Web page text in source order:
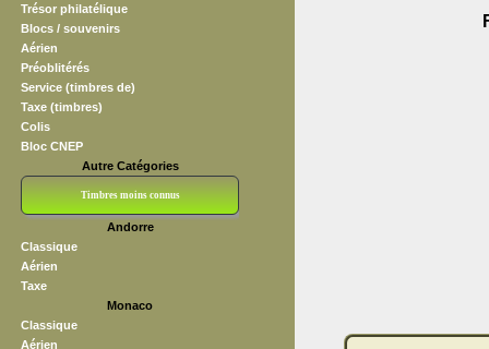
Trésor philatélique
Blocs / souvenirs
Aérien
Préoblitérés
Service (timbres de)
Taxe (timbres)
Colis
Bloc CNEP
Autre Catégories
Timbres moins connus
Andorre
Classique
Aérien
Taxe
Monaco
Classique
Aérien